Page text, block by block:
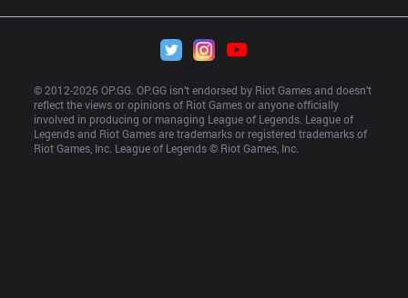
© 2012-2026 OP.GG. OP.GG isn’t endorsed by Riot Games and doesn’t
reflect the views or opinions of Riot Games or anyone officially
involved in producing or managing League of Legends. League of
Legends and Riot Games are trademarks or registered trademarks of
Riot Games, Inc. League of Legends © Riot Games, Inc.